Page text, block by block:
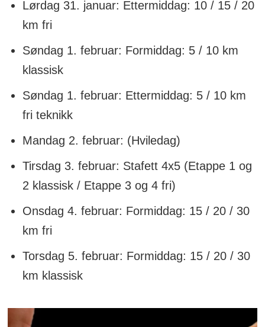
Lørdag 31. januar: Ettermiddag: 10 / 15 / 20
km fri
Søndag 1. februar: Formiddag: 5 / 10 km
klassisk
Søndag 1. februar: Ettermiddag: 5 / 10 km
fri teknikk
Mandag 2. februar: (Hviledag)
Tirsdag 3. februar: Stafett 4x5 (Etappe 1 og
2 klassisk / Etappe 3 og 4 fri)
Onsdag 4. februar: Formiddag: 15 / 20 / 30
km fri
Torsdag 5. februar: Formiddag: 15 / 20 / 30
km klassisk